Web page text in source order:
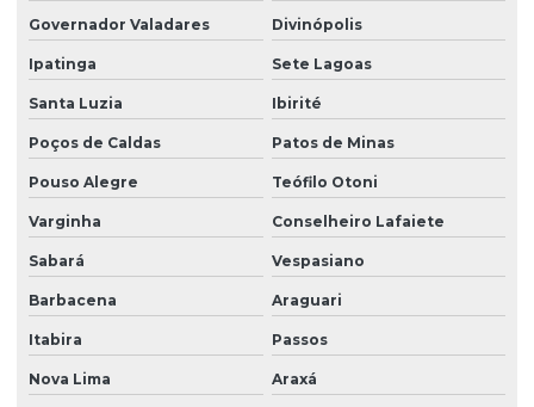
Governador Valadares Divinópolis
Ipatinga Sete Lagoas
Santa Luzia Ibirité
Poços de Caldas Patos de Minas
Pouso Alegre Teófilo Otoni
Varginha Conselheiro Lafaiete
Sabará Vespasiano
Barbacena Araguari
Itabira Passos
Nova Lima Araxá